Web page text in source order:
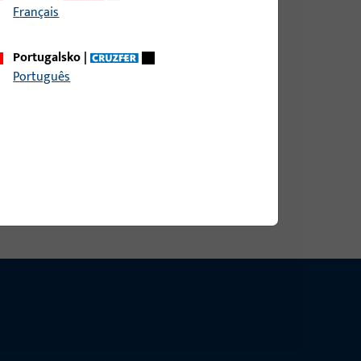
RS AUS NICHTROST.STAHL,ECKIG,
Français
Portugalsko|
Português